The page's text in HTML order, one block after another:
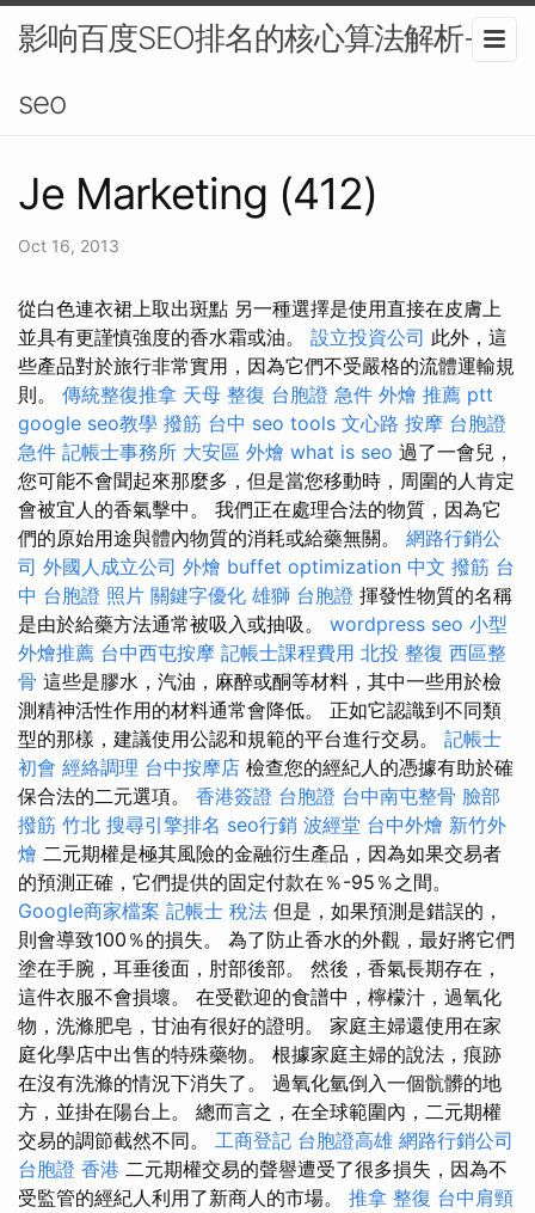
影响百度SEO排名的核心算法解析-
seo
Je Marketing (412)
Oct 16, 2013
從白色連衣裙上取出斑點 另一種選擇是使用直接在皮膚上
並具有更謹慎強度的香水霜或油。 設立投資公司 此外，這
些產品對於旅行非常實用，因為它們不受嚴格的流體運輸規
則。 傳統整復推拿 天母 整復 台胞證 急件 外燴 推薦 ptt
google seo教學 撥筋 台中 seo tools 文心路 按摩 台胞證
急件 記帳士事務所 大安區 外燴 what is seo 過了一會兒，
您可能不會聞起來那麼多，但是當您移動時，周圍的人肯定
會被宜人的香氣擊中。 我們正在處理合法的物質，因為它
們的原始用途與體內物質的消耗或給藥無關。 網路行銷公
司 外國人成立公司 外燴 buffet optimization 中文 撥筋 台
中 台胞證 照片 關鍵字優化 雄獅 台胞證 揮發性物質的名稱
是由於給藥方法通常被吸入或抽吸。 wordpress seo 小型
外燴推薦 台中西屯按摩 記帳士課程費用 北投 整復 西區整
骨 這些是膠水，汽油，麻醉或酮等材料，其中一些用於檢
測精神活性作用的材料通常會降低。 正如它認識到不同類
型的那樣，建議使用公認和規範的平台進行交易。 記帳士
初會 經絡調理 台中按摩店 檢查您的經紀人的憑據有助於確
保合法的二元選項。 香港簽證 台胞證 台中南屯整骨 臉部
撥筋 竹北 搜尋引擎排名 seo行銷 波經堂 台中外燴 新竹外
燴 二元期權是極其風險的金融衍生產品，因為如果交易者
的預測正確，它們提供的固定付款在％-95％之間。
Google商家檔案 記帳士 稅法 但是，如果預測是錯誤的，
則會導致100％的損失。 為了防止香水的外觀，最好將它們
塗在手腕，耳垂後面，肘部後部。 然後，香氣長期存在，
這件衣服不會損壞。 在受歡迎的食譜中，檸檬汁，過氧化
物，洗滌肥皂，甘油有很好的證明。 家庭主婦還使用在家
庭化學店中出售的特殊藥物。 根據家庭主婦的說法，痕跡
在沒有洗滌的情況下消失了。 過氧化氫倒入一個骯髒的地
方，並掛在陽台上。 總而言之，在全球範圍內，二元期權
交易的調節截然不同。 工商登記 台胞證高雄 網路行銷公司
台胞證 香港 二元期權交易的聲譽遭受了很多損失，因為不
受監管的經紀人利用了新商人的市場。 推拿 整復 台中肩頸